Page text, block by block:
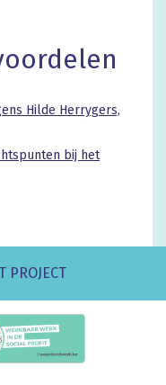
Hilde Herrygers,
bij het
PROJECT